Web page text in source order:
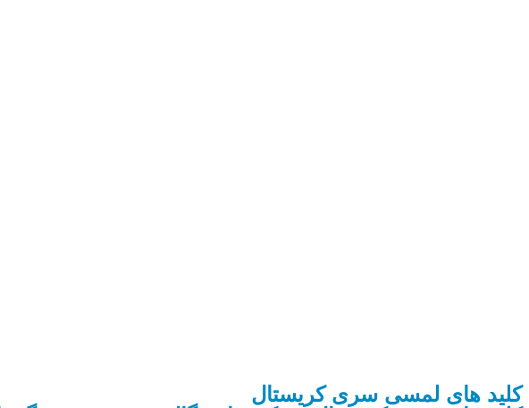
کلید های لمسی سری کریستال